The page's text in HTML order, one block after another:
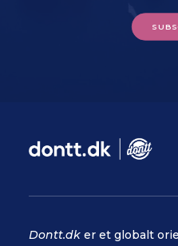
Dontt.dk er et globalt